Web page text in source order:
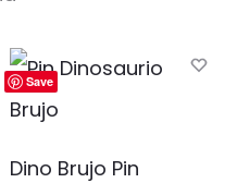
Save
Dino Brujo Pin